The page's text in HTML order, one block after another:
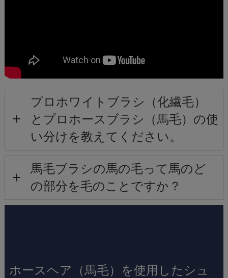
プロホワイトブラシ（化繊毛）
とプロホースブラシ（馬毛）の使
い分けを教えてください。
馬毛ブラシの馬の毛って馬のど
の部分を毛のことですか？
ホースヘア（馬毛）を使用したシュ